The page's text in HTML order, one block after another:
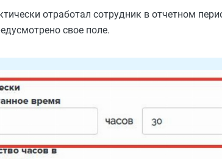
отработал сотрудник в отчетном
свое поле.